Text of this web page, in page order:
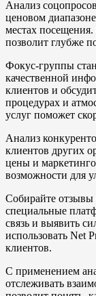
Анализ
ценовом
местах
позволит глубже
Фокус-группы
качественной
клиентов и
процедурах и
услуг поможет
Анализ
клиентов других
цены и
возможности для
Собирайте отзывы
специальные
связь и выявить
использовать Net
клиентов.
С применением
отслеживать